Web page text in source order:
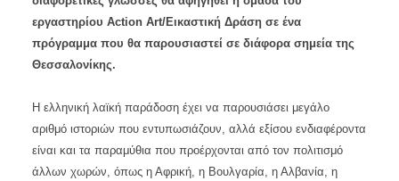
εργαστηρίου Action Art/Εικαστική Δράση σε ένα
πρόγραμμα που θα παρουσιαστεί σε διάφορα σημεία της
Θεσσαλονίκης.
Η ελληνική λαϊκή παράδοση έχει να παρουσιάσει μεγάλο
αριθμό ιστοριών που εντυπωσιάζουν, αλλά εξίσου ενδιαφέροντα
είναι και τα παραμύθια που προέρχονται από τον πολιτισμό
άλλων χωρών, όπως η Αφρική, η Βουλγαρία, η Αλβανία, η